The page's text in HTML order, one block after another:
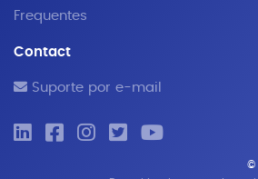
Frequentes
Contact
Suporte por e-mail
©